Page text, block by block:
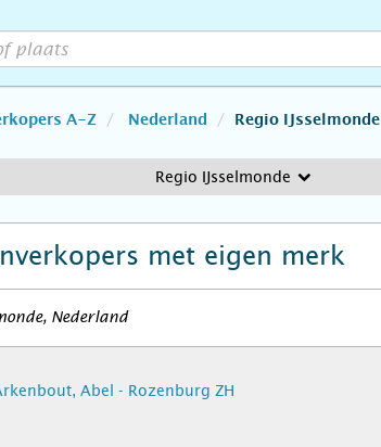
A-Z Nederland Regio IJsselmonde
Regio IJsselmonde
met eigen merk
Nederland
Abel - Rozenburg ZH